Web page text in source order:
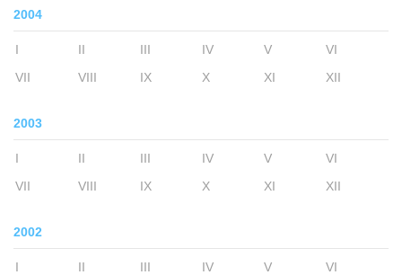
2004
I II III IV V
VI
VII
VIII IX X XI XII
2003
I II III IV V
VI
VII
VIII IX X XI XII
2002
I II III IV V
VI